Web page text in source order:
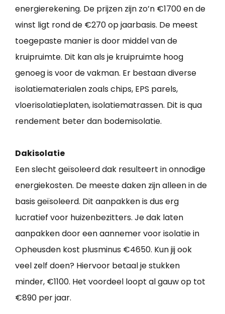
energierekening. De prijzen zijn zo’n €1700 en de
winst ligt rond de €270 op jaarbasis. De meest
toegepaste manier is door middel van de
kruipruimte. Dit kan als je kruipruimte hoog
genoeg is voor de vakman. Er bestaan diverse
isolatiematerialen zoals chips, EPS parels,
vloerisolatieplaten, isolatiematrassen. Dit is qua
rendement beter dan bodemisolatie.
Dakisolatie
Een slecht geïsoleerd dak resulteert in onnodige
energiekosten. De meeste daken zijn alleen in de
basis geïsoleerd. Dit aanpakken is dus erg
lucratief voor huizenbezitters. Je dak laten
aanpakken door een aannemer voor isolatie in
Opheusden kost plusminus €4650. Kun jij ook
veel zelf doen? Hiervoor betaal je stukken
minder, €1100. Het voordeel loopt al gauw op tot
€890 per jaar.